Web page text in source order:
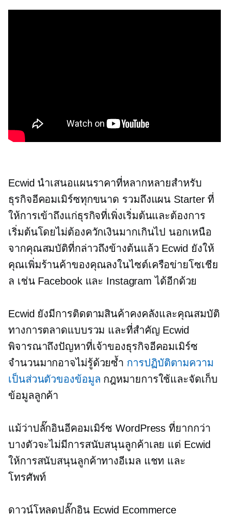
Ecwid นำเสนอแผนราคาที่หลากหลายสำหรับ
ธุรกิจอีคอมเมิร์ซทุกขนาด รวมถึงแผน Starter ที่
ให้การเข้าถึงแก่ธุรกิจที่เพิ่งเริ่มต้นและต้องการ
เริ่มต้นโดยไม่ต้องควักเงินมากเกินไป นอกเหนือ
จากคุณสมบัติที่กล่าวถึงข้างต้นแล้ว Ecwid ยังให้
คุณเพิ่มร้านค้าของคุณลงในไซต์เครือข่ายโซเชีย
ล เช่น Facebook และ Instagram ได้อีกด้วย
Ecwid ยังมีการติดตามสินค้าคงคลังและคุณสมบัติ
ทางการตลาดแบบรวม และที่สำคัญ Ecwid
พิจารณาถึงปัญหาที่เจ้าของธุรกิจอีคอมเมิร์ซ
จำนวนมากอาจไม่รู้ด้วยซ้ำ การปฏิบัติตามความ
เป็นส่วนตัวของข้อมูล กฎหมายการใช้และจัดเก็บ
ข้อมูลลูกค้า
แม้ว่าปลั๊กอินอีคอมเมิร์ซ WordPress ที่ยากกว่า
บางตัวจะไม่มีการสนับสนุนลูกค้าเลย แต่ Ecwid
ให้การสนับสนุนลูกค้าทางอีเมล แชท และ
โทรศัพท์
ดาวน์โหลดปลั๊กอิน Ecwid Ecommerce